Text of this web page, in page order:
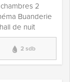
2
Buanderie
de nuit
2 sdb